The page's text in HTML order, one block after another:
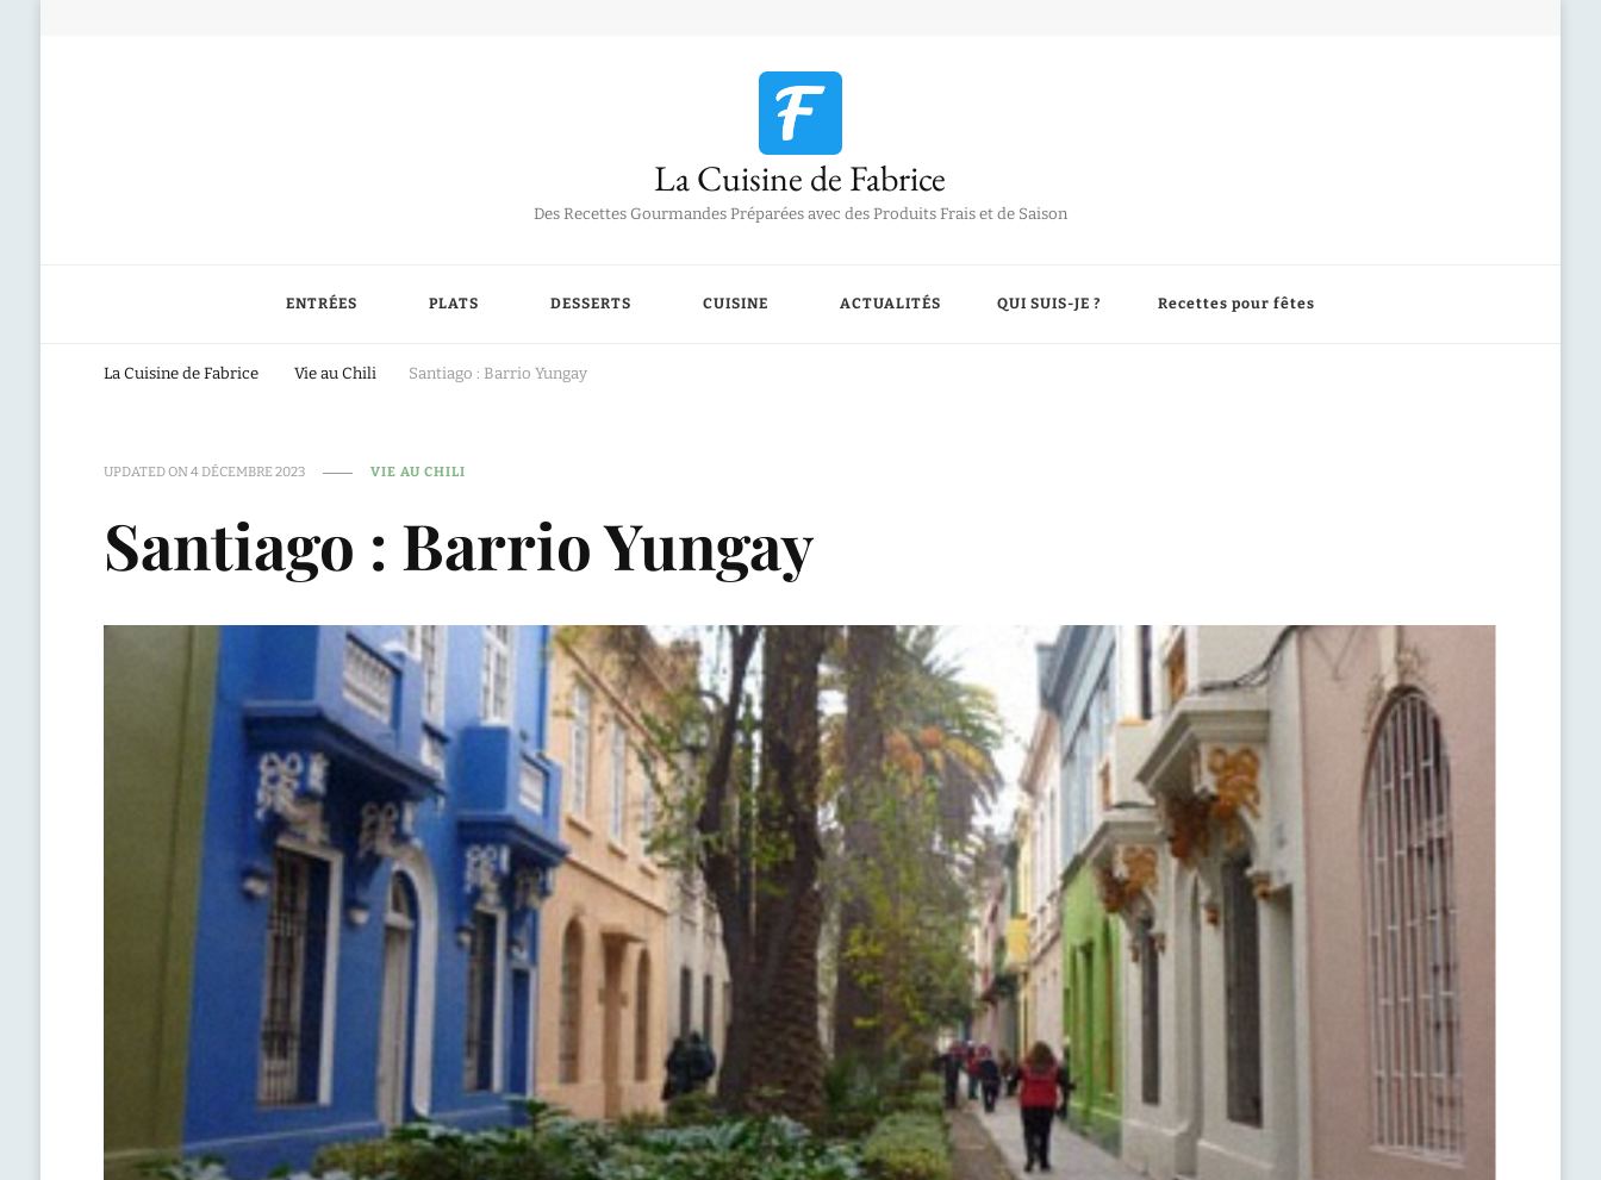
La Cuisine de Fabrice
Des Recettes Gourmandes Préparées avec des Produits Frais et de Saison
ENTRÉES PLATS DESSERTS CUISINE ACTUALITÉS QUI SUIS-JE ? Recettes pour fêtes
La Cuisine de Fabrice Vie au Chili Santiago : Barrio Yungay
UPDATED ON4 DÉCEMBRE 2023 VIE AU CHILI
Santiago : Barrio Yungay